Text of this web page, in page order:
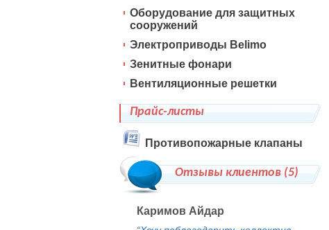
Оборудование для защитных
сооружений
Электроприводы Belimo
Зенитные фонари
Вентиляционные решетки
Прайс-листы
Противопожарные клапаны
Отзывы клиентов (5)
Каримов Айдар